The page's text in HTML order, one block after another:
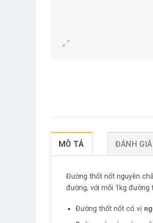
MÔ TẢ ĐÁNH
Đường thốt nốt nguyên
đường, với mỗi 1kg
Đường thốt nốt có vị